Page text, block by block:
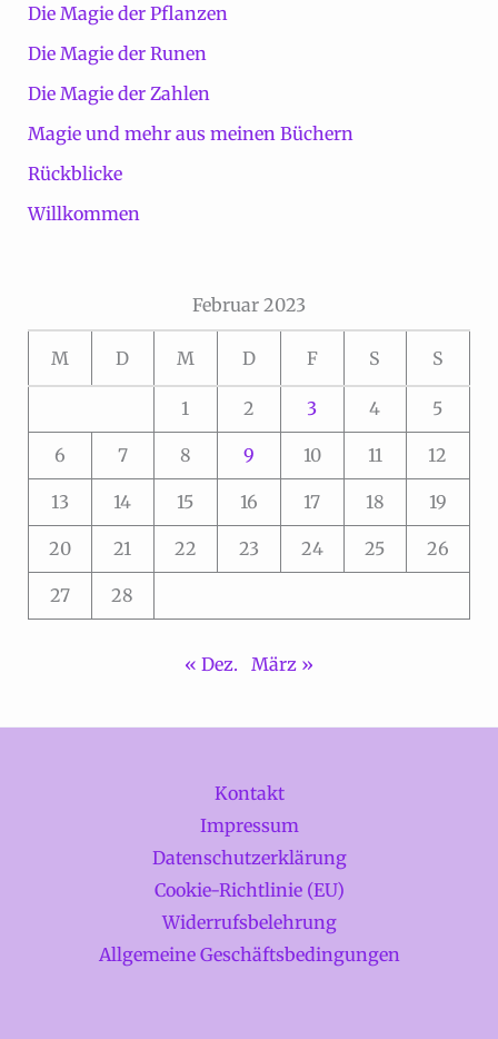
Die Magie der Pflanzen
Die Magie der Runen
Die Magie der Zahlen
Magie und mehr aus meinen Büchern
Rückblicke
Willkommen
Februar 2023
M D M D F S S
1 2 3 4 5
6 7 8 9 10 11 12
13 14 15 16 17 18 19
20 21 22 23 24 25 26
27 28
« Dez. März »
Kontakt
Impressum
Datenschutzerklärung
Cookie-Richtlinie (EU)
Widerrufsbelehrung
Allgemeine Geschäftsbedingungen